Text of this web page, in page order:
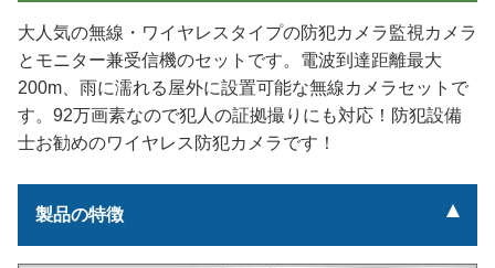
大人気の無線・ワイヤレスタイプの防犯カメラ監視カメラ
とモニター兼受信機のセットです。電波到達距離最大
200m、雨に濡れる屋外に設置可能な無線カメラセットで
す。92万画素なので犯人の証拠撮りにも対応！防犯設備
士お勧めのワイヤレス防犯カメラです！
製品の特徴